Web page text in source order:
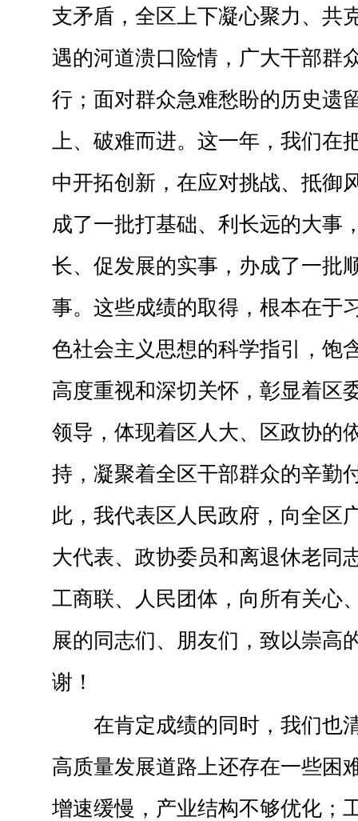
支矛盾，全区上下凝心聚力、共
遇的河道溃口险情，广大干部群
行；面对群众急难愁盼的历史遗
上、破难而进。这一年，我们在
中开拓创新，在应对挑战、抵御
成了一批打基础、利长远的大事
长、促发展的实事，办成了一批
事。这些成绩的取得，根本在于
色社会主义思想的科学指引，饱
高度重视和深切关怀，彰显着区
领导，体现着区人大、区政协的
持，凝聚着全区干部群众的辛勤
此，我代表区人民政府，向全区
大代表、政协委员和离退休老同
工商联、人民团体，向所有关心
展的同志们、朋友们，致以崇高
谢！
在肯定成绩的同时，我们也
高质量发展道路上还存在一些困
增速缓慢，产业结构不够优化；